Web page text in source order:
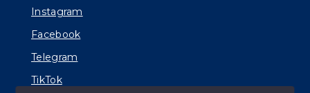
Instagram
Facebook
Telegram
TikTok